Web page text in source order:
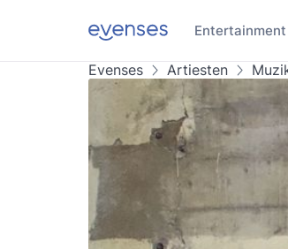
Entertainment
Evenses Artiesten